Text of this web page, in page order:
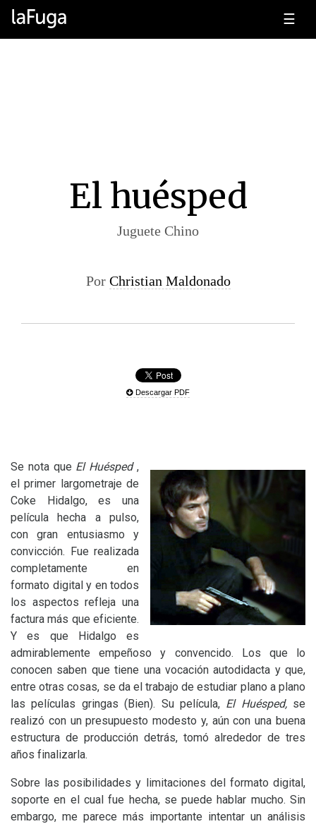
☰
El huésped
Juguete Chino
Por Christian Maldonado
Descargar PDF
Se nota que El Huésped,
el primer largometraje de
Coke Hidalgo, es una
película hecha a pulso,
con gran entusiasmo y
convicción. Fue realizada
completamente en
formato digital y en todos
los aspectos refleja una
factura más que eficiente.
Y es que Hidalgo es
admirablemente empeñoso y convencido. Los que lo
conocen saben que tiene una vocación autodidacta y que,
entre otras cosas, se da el trabajo de estudiar plano a plano
las películas gringas (Bien). Su película, El Huésped, se
realizó con un presupuesto modesto y, aún con una buena
estructura de producción detrás, tomó alrededor de tres
años finalizarla.
Sobre las posibilidades y limitaciones del formato digital,
soporte en el cual fue hecha, se puede hablar mucho. Sin
embargo, me parece más importante intentar un análisis